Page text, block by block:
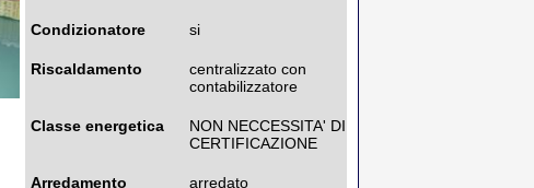
Condizionatore si
Riscaldamento
centralizzato con
contabilizzatore
Classe energetica
NON NECCESSITA' DI
CERTIFICAZIONE
Arredamento arredato